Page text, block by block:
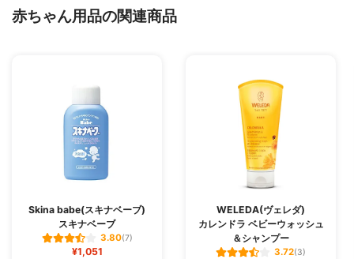
赤ちゃん用品の関連商品
Skina babe(スキナベーブ)
スキナベーブ
3.80(7)
¥1,051
WELEDA(ヴェレダ)
カレンドラ ベビーウォッシュ
＆シャンプー
3.72(3)